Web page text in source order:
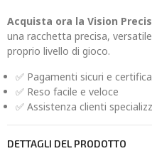
Acquista ora la Vision
una racchetta precisa,
proprio livello di gioco.
✅ Pagamenti sicuri e
✅ Reso facile e veloce
✅ Assistenza clienti
DETTAGLI DEL PRODOTTO